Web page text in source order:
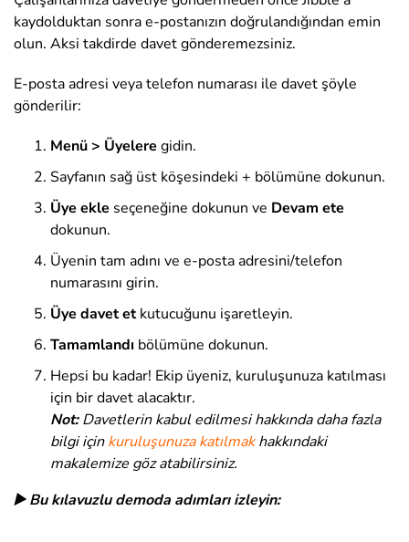
kaydolduktan sonra e-postanızın doğrulandığından emin
olun. Aksi takdirde davet gönderemezsiniz.
E-posta adresi veya telefon numarası ile davet şöyle
gönderilir:
Menü > Üyelere gidin.
Sayfanın sağ üst köşesindeki + bölümüne dokunun.
Üye ekle seçeneğine dokunun ve Devam ete
dokunun.
Üyenin tam adını ve e-posta adresini/telefon
numarasını girin.
Üye davet etkutucuğunu işaretleyin.
Tamamlandı bölümüne dokunun.
Hepsi bu kadar! Ekip üyeniz, kuruluşunuza katılması
için bir davet alacaktır.
Not:Davetlerin kabul edilmesi hakkında daha fazla
bilgi içinkuruluşunuza katılmakhakkındaki
makalemize göz atabilirsiniz.
▶️ Bu kılavuzlu demoda adımları izleyin: